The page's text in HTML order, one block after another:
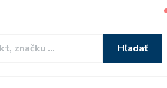
Hľadať